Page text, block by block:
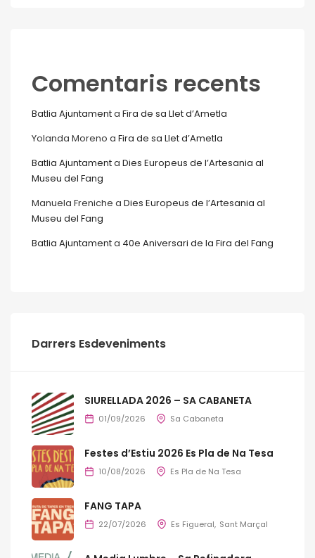
Comentaris recents
Batlia Ajuntamenta Fira de sa Llet d’Ametla
Yolanda Moreno a Fira de sa Llet d’Ametla
Batlia Ajuntamenta Dies Europeus de l’Artesania al
Museu del Fang
Manuela Freniche a Dies Europeus de l’Artesania al
Museu del Fang
Batlia Ajuntamenta 40e Aniversari de la Fira del Fang
Darrers Esdeveniments
SIURELLADA 2026 – SA CABANETA
01/09/2026 Sa Cabaneta
Festes d’Estiu 2026 Es Pla de Na Tesa
10/08/2026 Es Pla de Na Tesa
FANG TAPA
22/07/2026 Es Figueral Sant Marçal